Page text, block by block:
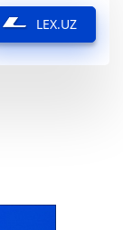
LEX.UZ